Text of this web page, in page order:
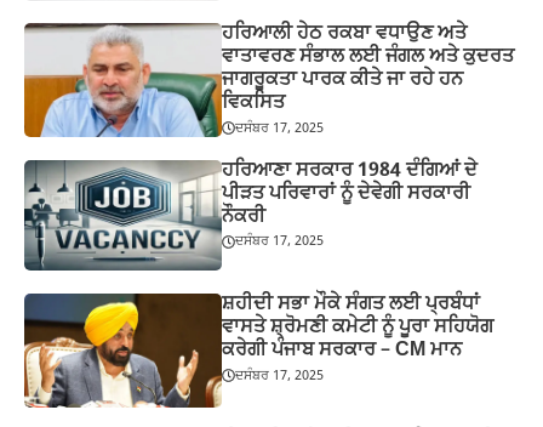
ਹਰਿਆਲੀ ਹੇਠ ਰਕਬਾ ਵਧਾਉਣ ਅਤੇ
ਵਾਤਾਵਰਣ ਸੰਭਾਲ ਲਈ ਜੰਗਲ ਅਤੇ ਕੁਦਰਤ
ਜਾਗਰੂਕਤਾ ਪਾਰਕ ਕੀਤੇ ਜਾ ਰਹੇ ਹਨ
ਵਿਕਸਿਤ
ਦਸੰਬਰ 17, 2025
ਹਰਿਆਣਾ ਸਰਕਾਰ 1984 ਦੰਗਿਆਂ ਦੇ
ਪੀੜਤ ਪਰਿਵਾਰਾਂ ਨੂੰ ਦੇਵੇਗੀ ਸਰਕਾਰੀ
ਨੌਕਰੀ
ਦਸੰਬਰ 17, 2025
ਸ਼ਹੀਦੀ ਸਭਾ ਮੌਕੇ ਸੰਗਤ ਲਈ ਪ੍ਰਬੰਧਾਂ
ਵਾਸਤੇ ਸ਼੍ਰੋਮਣੀ ਕਮੇਟੀ ਨੂੰ ਪੂਰਾ ਸਹਿਯੋਗ
ਕਰੇਗੀ ਪੰਜਾਬ ਸਰਕਾਰ – CM ਮਾਨ
ਦਸੰਬਰ 17, 2025